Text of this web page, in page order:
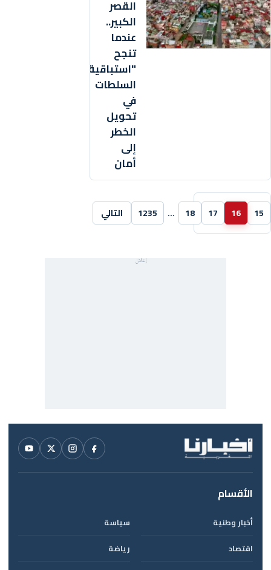
القصر
الكبير..
عندما
تنجح
"استباقية"
السلطات
في
تحويل
الخطر
إلى
أمان
15
16
17
18
…
1235 التالي
الأقسام
أخبار وطنية
سياسة
اقتصاد
رياضة